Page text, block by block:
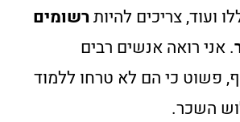
ועוד, צריכים להיותרשומים
. אני רואה אנשים רבים
פשוט כי הם לא טרחו ללמוד
השכר.